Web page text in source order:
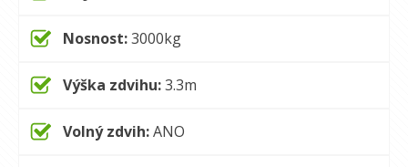
Nosnost:3000kg
Výška zdvihu:3.3m
Volný zdvih:ANO